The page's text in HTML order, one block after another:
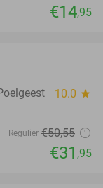
€14,95
10.0 star
Regulier €50,55
€31 ,95